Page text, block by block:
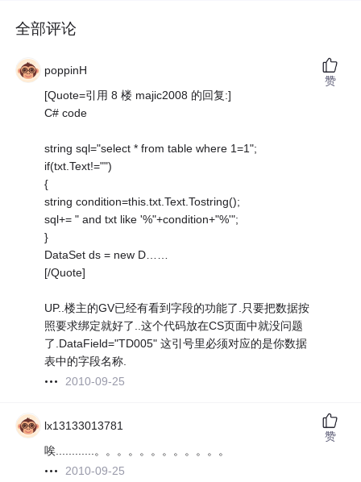
全部评论
poppinH
[Quote=引用 8 楼 majic2008 的回复:]
C# code
string sql="select * from table where 1=1";
if(txt.Text!="")
{
string condition=this.txt.Text.Tostring();
sql+= " and txt like '%"+condition+"%'";
}
DataSet ds = new D……
[/Quote]
UP..楼主的GV已经有看到字段的功能了.只要把数据按
照要求绑定就好了..这个代码放在CS页面中就没问题
了.DataField="TD005" 这引号里必须对应的是你数据
表中的字段名称.
2010-09-25
赞
lx13133013781
唉............。。。。。。。。。。。。
2010-09-25
赞